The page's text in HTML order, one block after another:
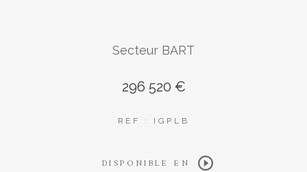
Secteur BART
296 520 €
REF : IGPLB
DISPONIBLE EN